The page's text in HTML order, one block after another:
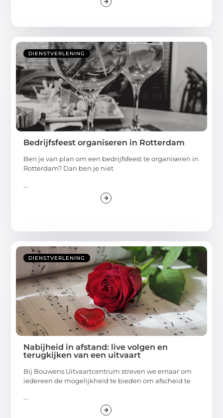
DIENSTVERLENING
Bedrijfsfeest organiseren in Rotterdam
Ben je van plan om een bedrijfsfeest te organiseren in
Rotterdam? Dan ben je niet
...
DIENSTVERLENING
Nabijheid in afstand: live volgen en
terugkijken van een uitvaart
Bij Bouwens Uitvaartcentrum streven we ernaar om
iedereen de mogelijkheid te bieden om afscheid te
...